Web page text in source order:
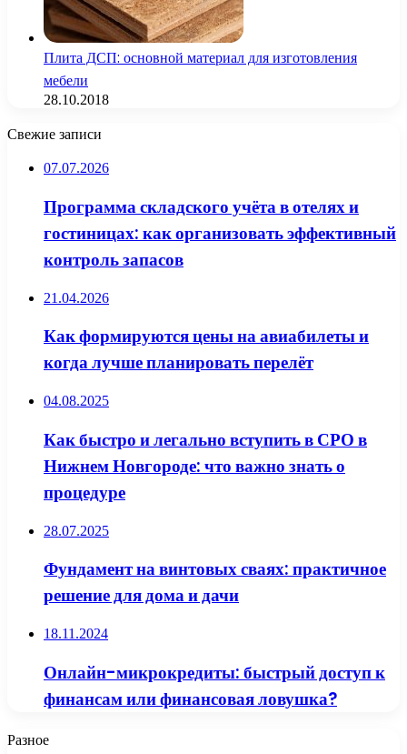
Плита ДСП: основной материал для изготовления
мебели
28.10.2018
Свежие записи
07.07.2026
Программа складского учёта в отелях и
гостиницах: как организовать эффективный
контроль запасов
21.04.2026
Как формируются цены на авиабилеты и
когда лучше планировать перелёт
04.08.2025
Как быстро и легально вступить в СРО в
Нижнем Новгороде: что важно знать о
процедуре
28.07.2025
Фундамент на винтовых сваях: практичное
решение для дома и дачи
18.11.2024
Онлайн-микрокредиты: быстрый доступ к
финансам или финансовая ловушка?
Разное